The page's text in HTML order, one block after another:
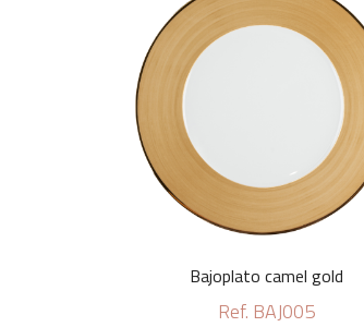
Bajoplato camel gold
Ref. BAJ005